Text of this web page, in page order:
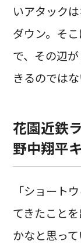
いアタック
ダウン。そ
で、その辺
きるのでは
花園近鉄
野中翔平
「ショート
てきたこと
かなと思っ